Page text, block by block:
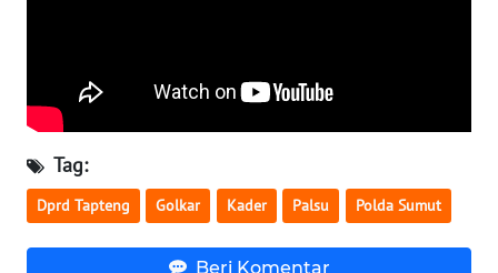
Tag:
Dprd Tapteng Golkar Kader Palsu Polda Sumut
Beri Komentar
WN
WN
MALUT